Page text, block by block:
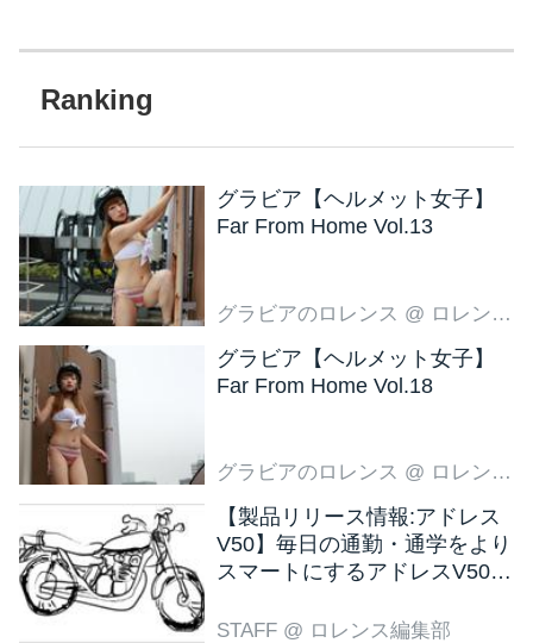
場するクールなMVをご紹介し
グラビア【ヘルメット女子】
Far From Home Vol.13
グラビアのロレンス @ ロレンス編集部
グラビア【ヘルメット女子】
Far From Home Vol.18
グラビアのロレンス @ ロレンス編集部
【製品リリース情報:アドレス
V50】毎日の通勤・通学をより
スマートにするアドレスV50
STAFF @ ロレンス編集部